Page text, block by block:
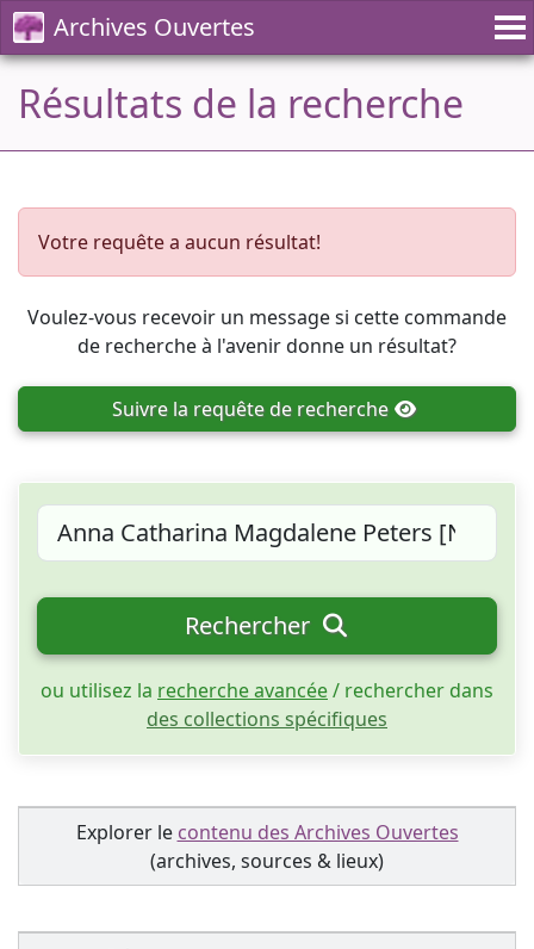
Archives Ouvertes
Résultats de la recherche
Votre requête a aucun résultat!
Voulez-vous recevoir un message si cette commande
de recherche à l'avenir donne un résultat?
Suivre la requête de recherche
Rechercher
ou utilisez la recherche avancée/ rechercher dans
des collections spécifiques
Explorer le contenu des Archives Ouvertes
(archives, sources & lieux)